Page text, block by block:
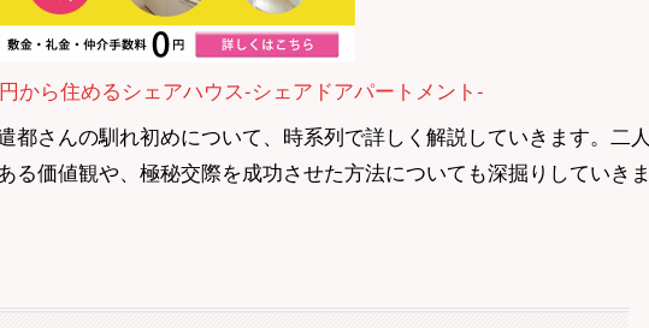
から住めるシェアハウス-シェアドアパートメント-
都さんの馴れ初めについて、時系列で詳しく解説していきます。二人
る価値観や、極秘交際を成功させた方法についても深掘りしていきま